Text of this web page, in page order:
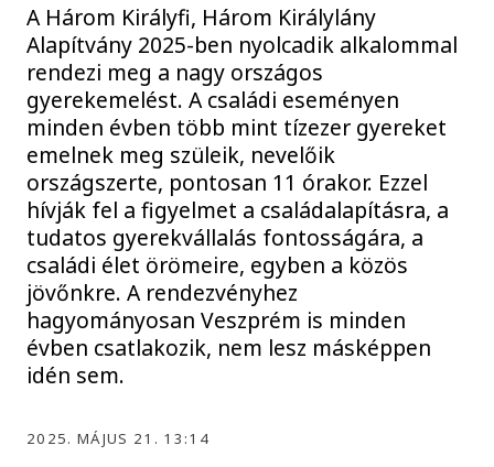
A Három Királyfi, Három Királylány
Alapítvány 2025-ben nyolcadik alkalommal
rendezi meg a nagy országos
gyerekemelést. A családi eseményen
minden évben több mint tízezer gyereket
emelnek meg szüleik, nevelőik
országszerte, pontosan 11 órakor. Ezzel
hívják fel a figyelmet a családalapításra, a
tudatos gyerekvállalás fontosságára, a
családi élet örömeire, egyben a közös
jövőnkre. A rendezvényhez
hagyományosan Veszprém is minden
évben csatlakozik, nem lesz másképpen
idén sem.
2025. MÁJUS 21. 13:14